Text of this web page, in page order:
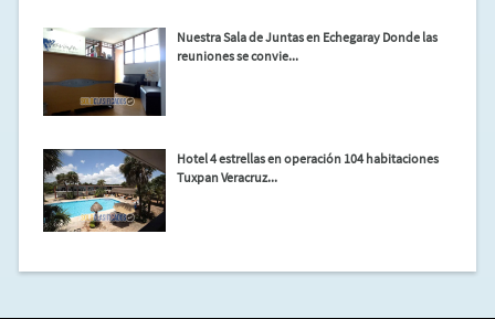
Nuestra Sala de Juntas en Echegaray Donde las
reuniones se convie...
Hotel 4 estrellas en operación 104 habitaciones
Tuxpan Veracruz...